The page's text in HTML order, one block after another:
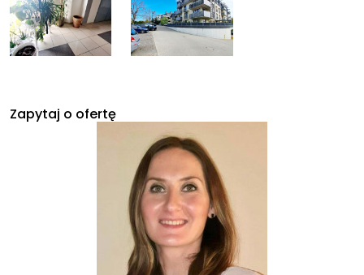
Zapytaj o ofertę